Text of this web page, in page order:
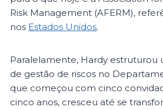
Risk Management (AFERM),
nos Estados Unidos.
Paralelamente, Hardy estruturou
de gestão de riscos no
que começou com cinco
cinco anos, cresceu até se